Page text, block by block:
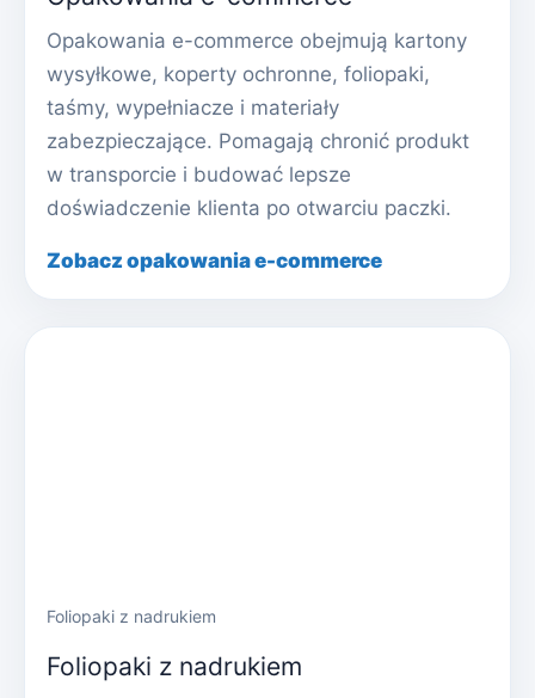
Opakowania e-commerce obejmują kartony
wysyłkowe, koperty ochronne, foliopaki,
taśmy, wypełniacze i materiały
zabezpieczające. Pomagają chronić produkt
w transporcie i budować lepsze
doświadczenie klienta po otwarciu paczki.
Zobacz opakowania e-commerce
Foliopaki z nadrukiem
Foliopaki z nadrukiem